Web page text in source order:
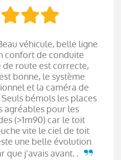
véhicule, belle ligne
confort de conduite
route est correcte,
bonne, le système
et la caméra de
bémols les places
agréables pour les
(>1m90) car le toit
vite le ciel de toit
une belle évolution
que j'avais avant. .